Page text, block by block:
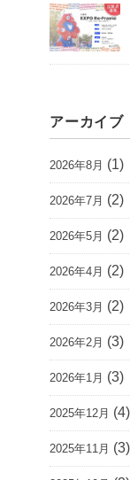
アーカイブ
2026年8月 (1)
2026年7月 (2)
2026年5月 (2)
2026年4月 (2)
2026年3月 (2)
2026年2月 (3)
2026年1月 (3)
2025年12月 (4)
2025年11月 (3)